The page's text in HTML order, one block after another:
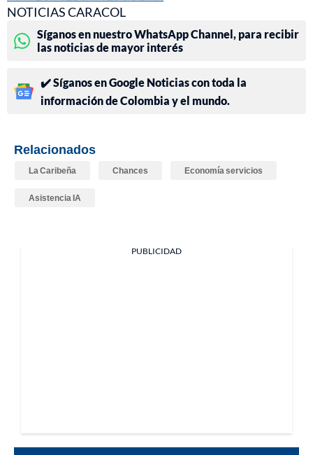
NOTICIAS CARACOL
Síganos en nuestro WhatsApp Channel, para recibir
las noticias de mayor interés
✔️ Síganos en Google Noticias con toda la
información de Colombia y el mundo.
Relacionados
La Caribeña Chances Economía servicios
Asistencia IA
PUBLICIDAD